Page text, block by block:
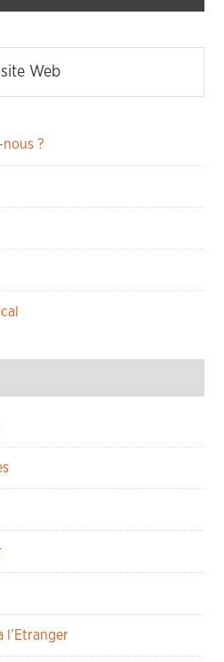
nous ?
l’Etranger